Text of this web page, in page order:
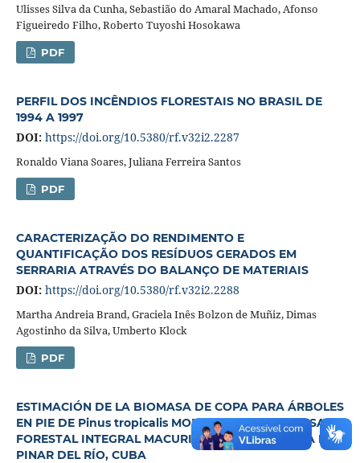
Ulisses Silva da Cunha, Sebastião do Amaral Machado, Afonso
Figueiredo Filho, Roberto Tuyoshi Hosokawa
PDF
PERFIL DOS INCÊNDIOS FLORESTAIS NO BRASIL DE
1994 A 1997
DOI: https://doi.org/10.5380/rf.v32i2.2287
Ronaldo Viana Soares, Juliana Ferreira Santos
PDF
CARACTERIZAÇÃO DO RENDIMENTO E
QUANTIFICAÇÃO DOS RESÍDUOS GERADOS EM
SERRARIA ATRAVÉS DO BALANÇO DE MATERIAIS
DOI: https://doi.org/10.5380/rf.v32i2.2288
Martha Andreia Brand, Graciela Inês Bolzon de Muñiz, Dimas
Agostinho da Silva, Umberto Klock
PDF
ESTIMACIÓN DE LA BIOMASA DE COPA PARA ÁRBOLES
EN PIE DE Pinus tropicalis MORELET EN LA EMPRESA
FORESTAL INTEGRAL MACURIJE DE LA PROVINCIA DE
PINAR DEL RÍO, CUBA